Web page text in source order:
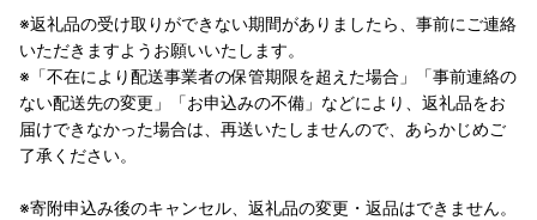
※返礼品の受け取りができない期間がありましたら、事前にご連絡
いただきますようお願いいたします。
※「不在により配送事業者の保管期限を超えた場合」「事前連絡の
ない配送先の変更」「お申込みの不備」などにより、返礼品をお
届けできなかった場合は、再送いたしませんので、あらかじめご
了承ください。
※寄附申込み後のキャンセル、返礼品の変更・返品はできません。